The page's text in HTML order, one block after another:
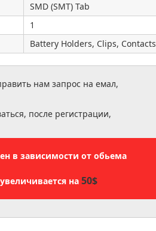
SMD (SMT) Tab
1
Battery Holders, Clips, Contacts
нам запрос на емал,
после регистрации,
в зависимости от обьема
на 50$